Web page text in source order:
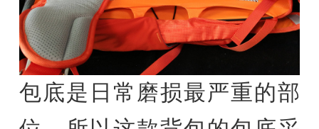
包底是日常磨损最严重的部